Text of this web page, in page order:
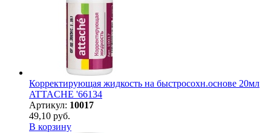
Корректирующая жидкость на быстросохн.основе 20мл
ATTACHE '66134
Артикул: 10017
49,10 руб.
В корзину